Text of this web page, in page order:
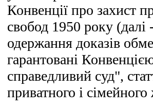
Конвенції про захист
свобод 1950 року
одержання доказів
гарантовані
справедливий суд",
приватного і